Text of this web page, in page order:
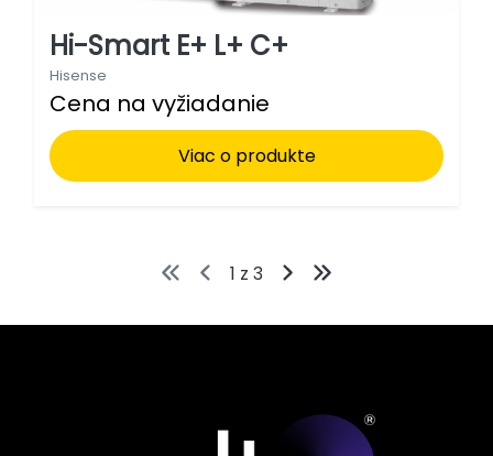
Hi-Smart E+ L+ C+
Hisense
Cena na vyžiadanie
Viac o produkte
1 z 3